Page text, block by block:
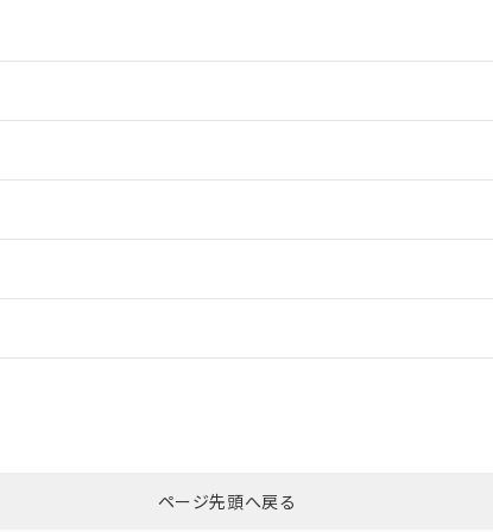
ダウンロードはこちらページ先頭へ戻る